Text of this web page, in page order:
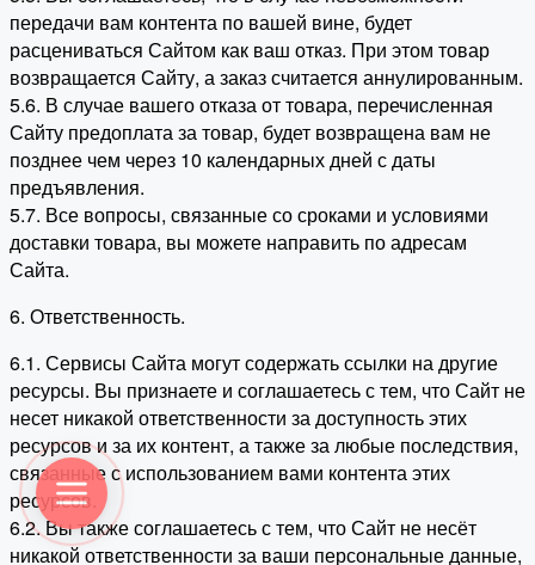
передачи вам контента по вашей вине, будет
расцениваться Сайтом как ваш отказ. При этом товар
возвращается Сайту, а заказ считается аннулированным.
5.6. В случае вашего отказа от товара, перечисленная
Сайту предоплата за товар, будет возвращена вам не
позднее чем через 10 календарных дней с даты
предъявления.
5.7. Все вопросы, связанные со сроками и условиями
доставки товара, вы можете направить по адресам
Сайта.
6. Ответственность.
6.1. Сервисы Сайта могут содержать ссылки на другие
ресурсы. Вы признаете и соглашаетесь с тем, что Сайт не
несет никакой ответственности за доступность этих
ресурсов и за их контент, а также за любые последствия,
связанные с использованием вами контента этих
ресурсов.
6.2. Вы также соглашаетесь с тем, что Сайт не несёт
никакой ответственности за ваши персональные данные,